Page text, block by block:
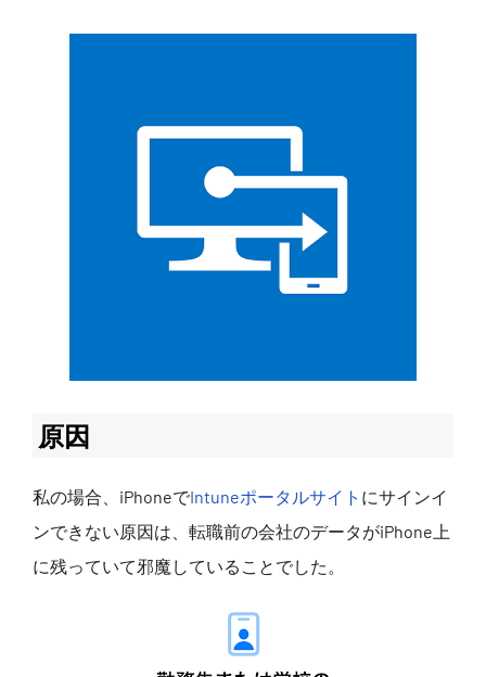
原因
私の場合、iPhoneでIntuneポータルサイト にサインイ
ンできない原因は、転職前の会社のデータがiPhone上
に残っていて邪魔していることでした。